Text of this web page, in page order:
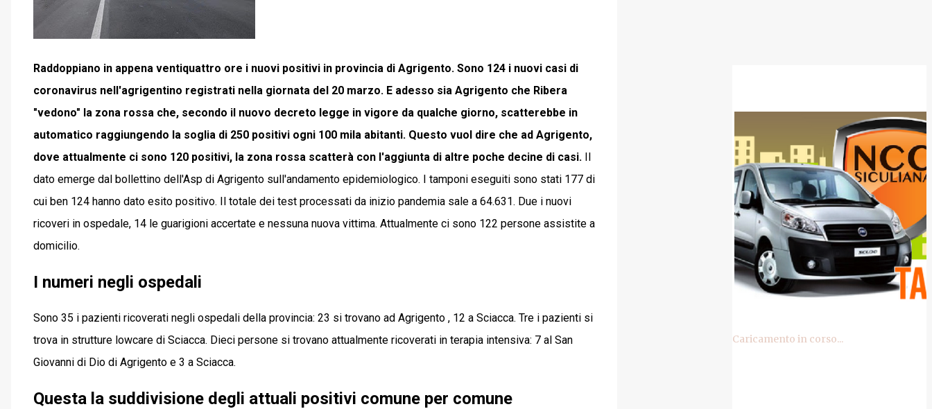
Raddoppiano in appena ventiquattro ore i nuovi positivi in provincia di Agrigento. Sono 124 i nuovi casi di
coronavirus nell'agrigentino registrati nella giornata del 20 marzo. E adesso sia Agrigento che Ribera
"vedono" la zona rossa che, secondo il nuovo decreto legge in vigore da qualche giorno, scatterebbe in
automatico raggiungendo la soglia di 250 positivi ogni 100 mila abitanti. Questo vuol dire che ad Agrigento,
dove attualmente ci sono 120 positivi, la zona rossa scatterà con l'aggiunta di altre poche decine di casi. Il
dato emerge dal bollettino dell'Asp di Agrigento sull'andamento epidemiologico. I tamponi eseguiti sono stati 177 di
cui ben 124 hanno dato esito positivo. Il totale dei test processati da inizio pandemia sale a 64.631. Due i nuovi
ricoveri in ospedale, 14 le guarigioni accertate e nessuna nuova vittima. Attualmente ci sono 122 persone assistite a
domicilio.
I numeri negli ospedali
Sono 35 i pazienti ricoverati negli ospedali della provincia: 23 si trovano ad Agrigento , 12 a Sciacca. Tre i pazienti si
trova in strutture lowcare di Sciacca. Dieci persone si trovano attualmente ricoverati in terapia intensiva: 7 al San
Giovanni di Dio di Agrigento e 3 a Sciacca.
Questa la suddivisione degli attuali positivi comune per comune
Caricamento in corso...